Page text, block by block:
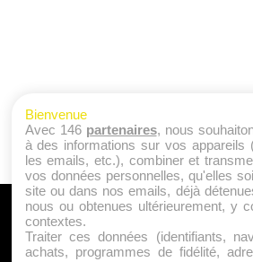
A PROPOS
Qui sommes nous ?
Bienvenue
Avec 146 partenaires, nous
à des informations sur vos appareils
les emails, etc.), combiner et
vos données personnelles, qu'elles
site ou dans nos emails, déjà
nous ou obtenues ultérieurement, y
contextes.
Traiter ces données (identifiants,
achats, programmes de fidélité,